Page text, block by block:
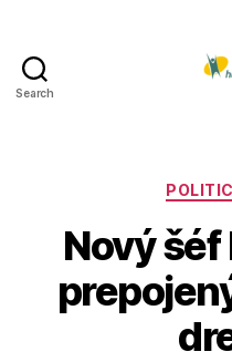
Search
Nový šéf